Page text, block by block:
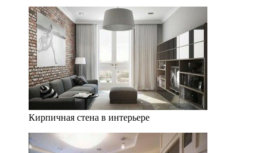
Кирпичная стена в интерьере